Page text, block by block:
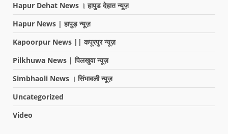
Hapur Dehat News । हापुड देहात न्यूज़
Hapur News | हापुड़ न्यूज़
Kapoorpur News || कपूरपुर न्यूज़
Pilkhuwa News | पिलखुवा न्यूज़
Simbhaoli News । सिंभावली न्यूज़
Uncategorized
Video